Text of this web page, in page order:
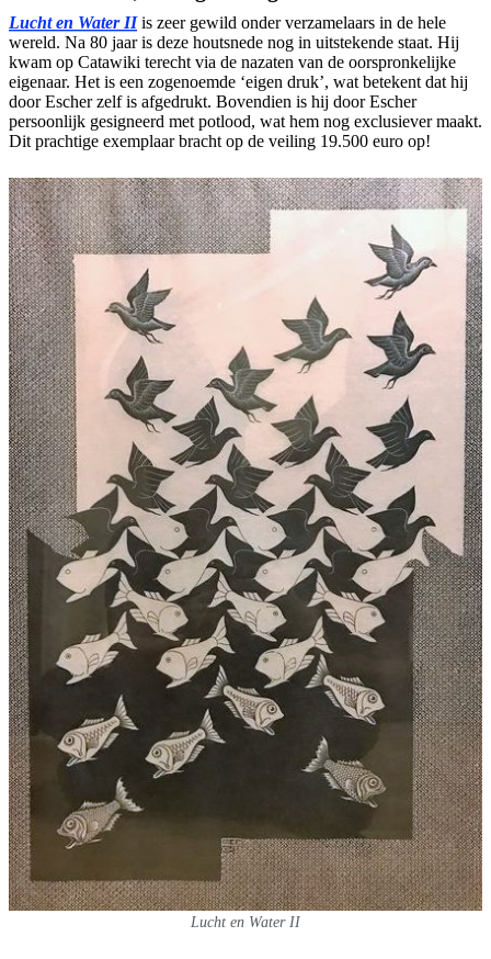
Lucht en Water IIis zeer gewild onder verzamelaars in de hele
wereld. Na 80 jaar is deze houtsnede nog in uitstekende staat. Hij
kwam op Catawiki terecht via de nazaten van de oorspronkelijke
eigenaar. Het is een zogenoemde ‘eigen druk’, wat betekent dat hij
door Escher zelf is afgedrukt. Bovendien is hij door Escher
persoonlijk gesigneerd met potlood, wat hem nog exclusiever maakt.
Dit prachtige exemplaar bracht op de veiling 19.500 euro op!
Lucht en Water II